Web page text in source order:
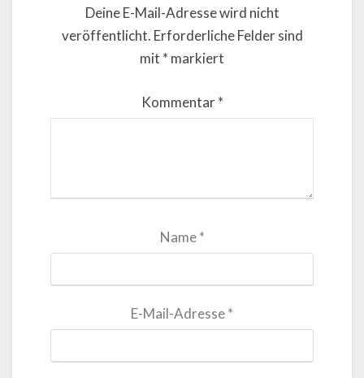
Deine E-Mail-Adresse wird nicht
veröffentlicht. Erforderliche Felder sind
mit * markiert
Kommentar*
Name*
E-Mail-Adresse*